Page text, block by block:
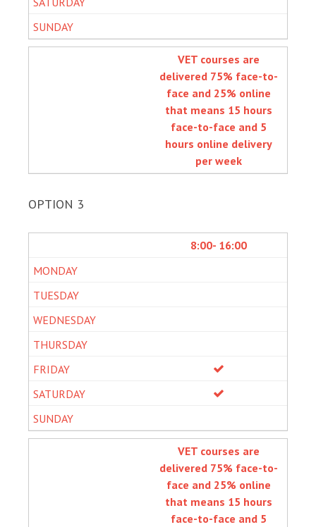
VET courses are
delivered 75% face-to-
face and 25% online
that means 15 hours
face-to-face and 5
hours online delivery
per week
OPTION 3
8:00- 16:00
VET courses are
delivered 75% face-to-
face and 25% online
that means 15 hours
face-to-face and 5